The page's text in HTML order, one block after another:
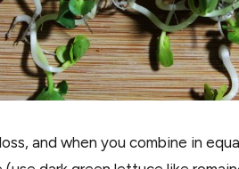
and when you combine in